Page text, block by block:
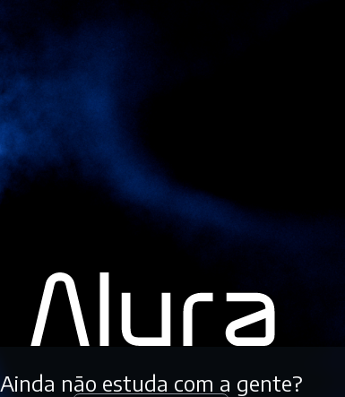
Ainda não estuda com a gente?